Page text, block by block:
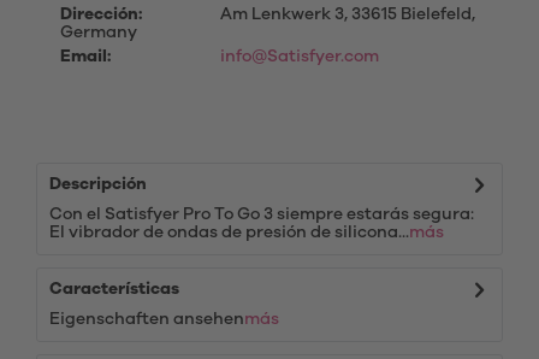
Dirección:
Am Lenkwerk 3, 33615 Bielefeld,
Germany
Email:
info@Satisfyer.com
Descripción
Con el Satisfyer Pro To Go 3 siempre estarás segura:
El vibrador de ondas de presión de silicona...más
Características
Eigenschaften ansehenmás